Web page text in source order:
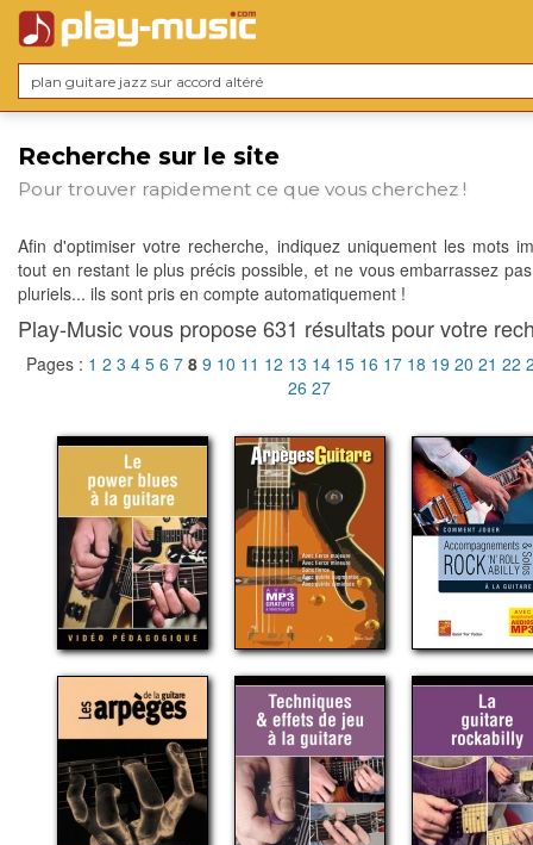
Recherche sur le site
Pour trouver rapidement ce que vous cherchez !
Afin d'optimiser votre recherche, indiquez uniquement les mots
tout en restant le plus précis possible, et ne vous embarrassez
pluriels... ils sont pris en compte automatiquement !
Play-Music vous propose 631 résultats pour votre
Pages : 1 2 3 4 5 6 7 8 9 10 11 12 13 14 15 16 17 18 19 20 21 22
26 27